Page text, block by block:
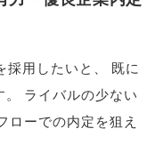
採用したいと
既に
。
ライバルの少ない
ローでの内定を狙え